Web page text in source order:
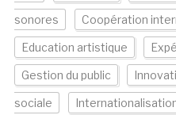
sonores Coopération
Education artistique
Gestion du public
sociale